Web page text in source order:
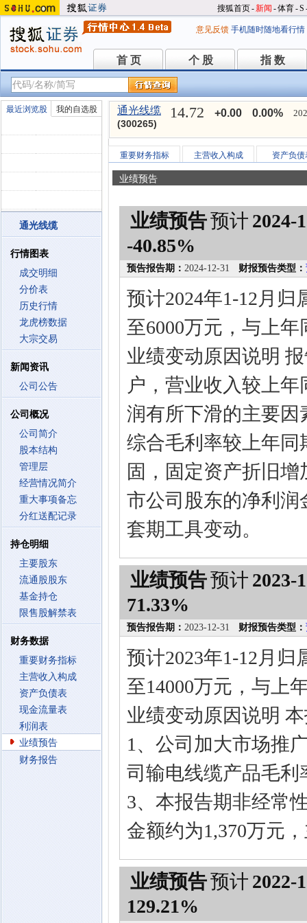
搜狐首页-新闻 -体育-S
意见反馈 手机随时随地看行情
首 页
首 页 个 股
个 股 指 数
指 数
最近浏览股 我的自选股
通光线缆
行情图表
成交明细
分价表
历史行情
龙虎榜数据
大宗交易
新闻资讯
公司公告
公司概况
公司简介
股本结构
管理层
经营情况简介
重大事项备忘
分红送配记录
持仓明细
主要股东
流通股股东
基金持仓
限售股解禁表
财务数据
重要财务指标
主营收入构成
资产负债表
现金流量表
利润表
业绩预告
财务报告
通光线缆
(300265)
14.72 +0.00 0.00%
重要财务指标 主营收入构成 资产负债
业绩预告
业绩预告预计 2024-
-40.85%
预告报告期： 2024-12-31 财报预告类型：
预计2024年1-12月
至6000万元，与上年
业绩变动原因说明
户，营业收入较上
润有所下滑的主要因
综合毛利率较上年同
固，固定资产折旧
市公司股东的净利润
套期工具变动。
业绩预告预计 2023-
71.33%
预告报告期： 2023-12-31 财报预告类型：
预计2023年1-12月
至14000万元，与上
业绩变动原因说明
1、公司加大市场推
司输电线缆产品毛
3、本报告期非经常
金额约为1,370万元
业绩预告预计 2022-
129.21%